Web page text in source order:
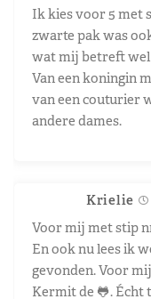
Ik kies voor 5 met
zwarte pak was
wat mij betreft wel
Van een koningin
van een couturier
andere dames.
Krielie
Voor mij met stip
En ook nu lees ik
gevonden. Voor
Kermit de 🐸. Écht